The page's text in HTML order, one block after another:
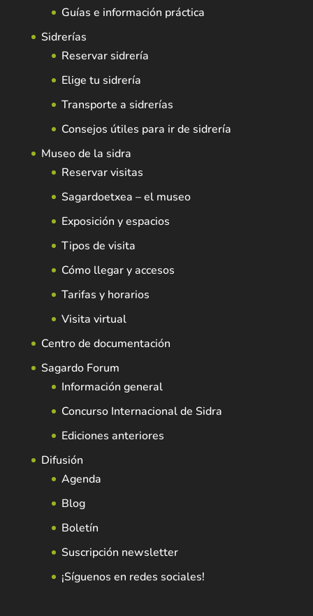
Guías e información práctica
Sidrerías
Reservar sidrería
Elige tu sidrería
Transporte a sidrerías
Consejos útiles para ir de sidrería
Museo de la sidra
Reservar visitas
Sagardoetxea – el museo
Exposición y espacios
Tipos de visita
Cómo llegar y accesos
Tarifas y horarios
Visita virtual
Centro de documentación
Sagardo Forum
Información general
Concurso Internacional de Sidra
Ediciones anteriores
Difusión
Agenda
Blog
Boletín
Suscripción newsletter
¡Síguenos en redes sociales!